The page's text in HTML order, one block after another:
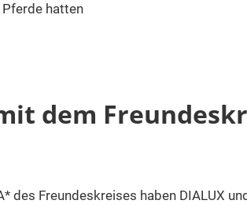
hatten
dem
des Freundeskreises haben DIALUX